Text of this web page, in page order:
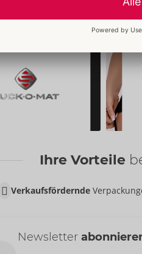
Ihre Vorteile
Verkaufsfördernde
Newsletter